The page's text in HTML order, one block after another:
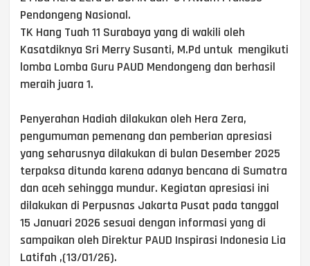
Pendongeng Nasional.
TK Hang Tuah 11 Surabaya yang di wakili oleh
Kasatdiknya Sri Merry Susanti, M.Pd untuk mengikuti
lomba Lomba Guru PAUD Mendongeng dan berhasil
meraih juara 1.
Penyerahan Hadiah dilakukan oleh Hera Zera,
pengumuman pemenang dan pemberian apresiasi
yang seharusnya dilakukan di bulan Desember 2025
terpaksa ditunda karena adanya bencana di Sumatra
dan aceh sehingga mundur. Kegiatan apresiasi ini
dilakukan di Perpusnas Jakarta Pusat pada tanggal
15 Januari 2026 sesuai dengan informasi yang di
sampaikan oleh Direktur PAUD Inspirasi Indonesia Lia
Latifah ,(13/01/26).